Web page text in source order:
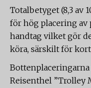
Totalbetyget (8,3 av
för hög placering av
handtag vilket gör
köra, särskilt för
Bottenplaceringarna
Reisenthel ”Trolley